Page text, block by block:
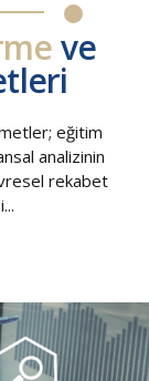
ve
eğitim
analizinin
rekabet